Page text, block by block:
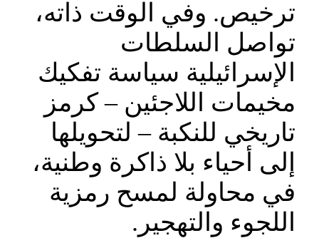
ترخيص. وفي الوقت ذاته،
تواصل السلطات
الإسرائيلية سياسة تفكيك
مخيمات اللاجئين – كرمز
تاريخي للنكبة – لتحويلها
إلى أحياء بلا ذاكرة وطنية،
في محاولة لمسح رمزية
اللجوء والتهجير.